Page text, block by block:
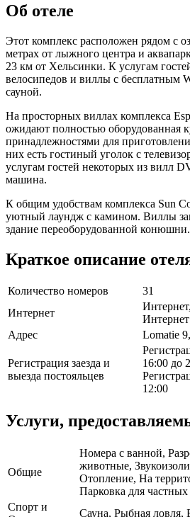
Об отеле
Этот комплекс расположен рядом с
метрах от лыжного центра и
23 км от Хельсинки. К услугам
велосипедов и виллы с бесплатным
сауной.
На просторных виллах комплекса
ожидают полностью оборудованная
принадлежностями для
них есть гостиный уголок с
услугам гостей некоторых из вилл
машина.
К общим удобствам комплекса Sun
уютный лаундж с камином. Виллы
здание переоборудованной конюшни.
Краткое описание
Количество номеров
31
Интернет
Адрес
Lomatie
Регистрация заезда и
выезда постояльцев
16:00 до
12:00
Услуги,
Общие
Номера с ванной,
животные,
Отопление, На
Парковка для
Спорт и
Сауна, Рыбная ловля,